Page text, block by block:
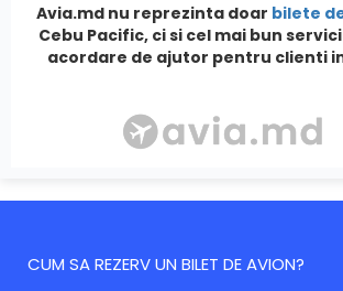
Avia.md nu reprezinta doar bilete
Cebu Pacific, ci si cel mai bun
acordare de ajutor pentru clienti
CUM SA REZERV UN BILET DE AVION?